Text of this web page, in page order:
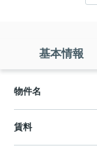
基本情報
物件名
賃料